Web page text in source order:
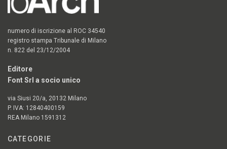
numero di iscrizione al ROC 34540
registro stampa Tribunale di Milano
n. 822 del 23/12/2004
Editore
Font Srl a socio unico
via Siusi 20/a, 20132 Milano
P. IVA: 12840400159
REA Milano 1591312
CATEGORIE